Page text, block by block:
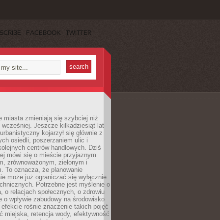
FACEBOOK TWITTER
miasta zmieniają się szybciej niż
wcześniej. Jeszcze kilkadziesiąt lat
kojarzył się głównie z
osiedli, poszerzaniem ulic i
centrów handlowych. Dziś
mówi się o mieście przyjaznym
zrównoważonym, zielonym i
To oznacza, że planowanie
może już ograniczać się wyłącznie
Potrzebne jest myślenie o
o relacjach społecznych, o zdrowiu
o wpływie zabudowy na środowisko
efekcie rośnie znaczenie takich pojęć
miejska, retencja wody, efektywność